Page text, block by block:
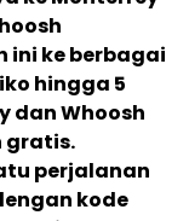
ini ke berbagai
hingga 5
dan Whoosh
gratis.
perjalanan
kode